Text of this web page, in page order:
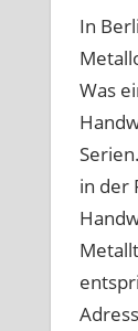
In
Was
in der